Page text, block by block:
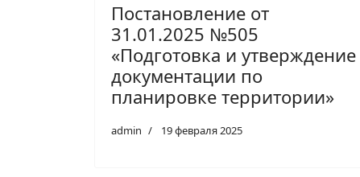
Постановление от
31.01.2025 №505
«Подготовка и утверждение
документации по
планировке территории»
admin 19 февраля 2025